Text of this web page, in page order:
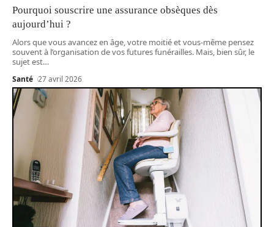
Pourquoi souscrire une assurance obsèques dès
aujourd’hui ?
Alors que vous avancez en âge, votre moitié et vous-même pensez
souvent à l’organisation de vos futures funérailles. Mais, bien sûr, le
sujet est…
Santé 27 avril 2026